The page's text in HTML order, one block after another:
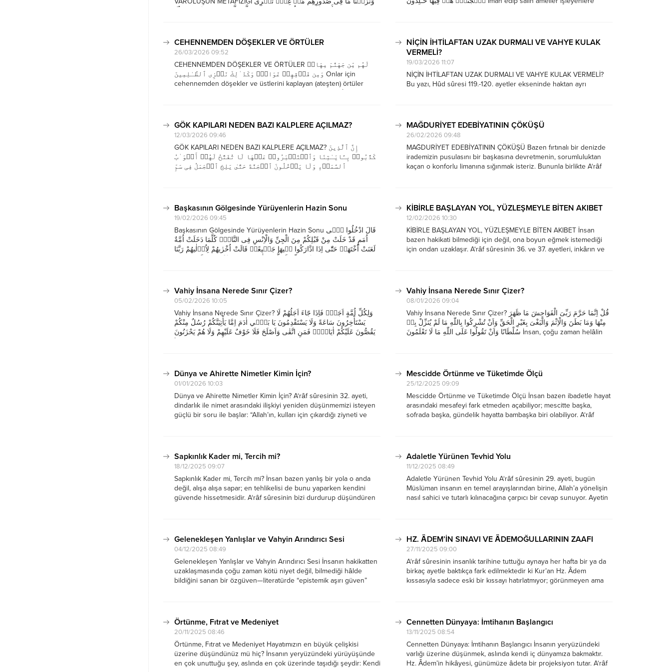
CEHENNEMDEN DÖŞEKLER VE ÖRTÜLER
26/03/2026 09:52
CEHENNEMDEN DÖŞEKLER VE ÖRTÜLER لَهُم مِّن جَهَنَّمَ مِهَادࣱ
وَمِن فَوۡقِهِمۡ غَوَاشࣲۚ وَكَذَ ٰ⁠لِكَ نَجۡزِی ٱلظَّـٰلِمِینَ Onlar için
cehennemden döşekler ve üstlerini kaplayan (ateşten) örtüler
NİÇİN İHTİLAFTAN UZAK DURMALI VE VAHYE KULAK
VERMELİ?
19/03/2026 11:07
NİÇİN İHTİLAFTAN UZAK DURMALI VE VAHYE KULAK VERMELİ?
Bu yazı, Hûd sûresi 119.-120. ayetler ekseninde haktan ayrı
GÖK KAPILARI NEDEN BAZI KALPLERE AÇILMAZ?
12/03/2026 09:46
GÖK KAPILARI NEDEN BAZI KALPLERE AÇILMAZ? إِنَّ ٱلَّذِینَ
كَذَّبُوا۟ بِـَٔایَـٰتِنَا وَٱسۡتَكۡبَرُوا۟ عَنۡهَا لَا تُفَتَّحُ لَهُمۡ أَبۡوَ ٰ⁠بُ
ٱلسَّمَاۤءِ وَلَا یَدۡخُلُونَ ٱلۡجَنَّةَ حَتَّىٰ یَلِجَ ٱلۡجَمَلُ فِی سَمِّ
MAĞDURİYET EDEBİYATININ ÇÖKÜŞÜ
26/02/2026 09:48
MAĞDURİYET EDEBİYATININ ÇÖKÜŞÜ Bazen fırtınalı bir denizde
irademizin pusulasını bir başkasına devretmenin, sorumluluktan
kaçan o konforlu limanına sığınmak isteriz. Bununla birlikte A‘râf
Başkasının Gölgesinde Yürüyenlerin Hazin Sonu
19/02/2026 09:45
Başkasının Gölgesinde Yürüyenlerin Hazin Sonu قَالَ ادْخُلُوا فٖٓى
اُمَمٍ قَدْ خَلَتْ مِنْ قَبْلِكُمْ مِنَ الْجِنِّ وَالْاِنْسِ فِى النَّارِۜ كُلَّمَا دَخَلَتْ اُمَّةٌ
لَعَنَتْ اُخْتَهَاۜ حَتّٰٓى اِذَا ادَّارَكُوا فٖيهَا جَمٖيعًاۙ قَالَتْ اُخْرٰيهُمْ لِاُو۫لٰيهُمْ رَبَّنَا
KİBİRLE BAŞLAYAN YOL, YÜZLEŞMEYLE BİTEN AKIBET
12/02/2026 10:30
KİBİRLE BAŞLAYAN YOL, YÜZLEŞMEYLE BİTEN AKIBET İnsan
bazen hakikati bilmediği için değil, ona boyun eğmek istemediği
için ondan uzaklaşır. A‘râf sûresinin 36. ve 37. ayetleri, inkârın ve
Vahiy İnsana Nerede Sınır Çizer?
05/02/2026 10:05
Vahiy İnsana Nerede Sınır Çizer? وَلِكُلِّ اُمَّةٍ اَجَلٌۚ فَاِذَا جَٓاءَ اَجَلُهُمْ لَا
يَسْتَأْخِرُونَ سَاعَةً وَلَا يَسْتَقْدِمُونَ يَا بَنٖٓي اٰدَمَ اِمَّا يَأْتِيَنَّكُمْ رُسُلٌ مِنْكُمْ
يَقُصُّونَ عَلَيْكُمْ اٰيَاتٖيۙ فَمَنِ اتَّقٰى وَاَصْلَحَ فَلَا خَوْفٌ عَلَيْهِمْ وَلَا هُمْ يَحْزَنُونَ
Vahiy İnsana Nerede Sınır Çizer?
08/01/2026 09:04
Vahiy İnsana Nerede Sınır Çizer? قُلْ اِنَّمَا حَرَّمَ رَبِّىَ الْفَوَاحِشَ مَا ظَهَرَ
مِنْهَا وَمَا بَطَنَ وَالْاِثْمَ وَالْبَغْىَ بِغَيْرِ الْحَقِّ وَاَنْ تُشْرِكُوا بِاللّٰهِ مَا لَمْ يُنَزِّلْ بِهٖ
سُلْطَانًا وَاَنْ تَقُولُوا عَلَى اللّٰهِ مَا لَا تَعْلَمُونَ İnsan, çoğu zaman helâlin
Dünya ve Ahirette Nimetler Kimin İçin?
01/01/2026 10:03
Dünya ve Ahirette Nimetler Kimin İçin? A‘râf sûresinin 32. ayeti,
dindarlık ile nimet arasındaki ilişkiyi yeniden düşünmemizi isteyen
güçlü bir soru ile başlar: “Allah’ın, kulları için çıkardığı ziyneti ve
Mescidde Örtünme ve Tüketimde Ölçü
25/12/2025 09:09
Mescidde Örtünme ve Tüketimde Ölçü İnsan bazen ibadetle hayat
arasındaki mesafeyi fark etmeden açabiliyor; mescitte başka,
sofrada başka, gündelik hayatta bambaşka biri olabiliyor. A‘râf
Sapkınlık Kader mi, Tercih mi?
18/12/2025 09:07
Sapkınlık Kader mi, Tercih mi? İnsan bazen yanlış bir yola o anda
değil, alışa alışa sapar; en tehlikelisi de bunu yaparken kendini
güvende hissetmesidir. A‘râf sûresinin bizi durdurup düşündüren
Adaletle Yürünen Tevhid Yolu
11/12/2025 08:49
Adaletle Yürünen Tevhid Yolu A‘râf sûresinin 29. ayeti, bugün
Müslüman insanın en temel arayışlarından birine, Allah’a yönelişin
nasıl sahici ve tutarlı kılınacağına çarpıcı bir cevap sunuyor. Ayetin
Gelenekleşen Yanlışlar ve Vahyin Arındırıcı Sesi
04/12/2025 08:49
Gelenekleşen Yanlışlar ve Vahyin Arındırıcı Sesi İnsanın hakikatten
uzaklaşmasında çoğu zaman kötü niyet değil, bilmediği hâlde
bildiğini sanan bir özgüven—literatürde “epistemik aşırı güven”
HZ. ÂDEM’İN SINAVI VE ÂDEMOĞULLARININ ZAAFI
27/11/2025 09:00
A‘râf sûresinin insanlık tarihine tuttuğu aynaya her hafta bir ya da
birkaç ayetle baktıkça fark edilmektedir ki Kur’an Hz. Âdem
kıssasıyla sadece eski bir kıssayı hatırlatmıyor; görünmeyen ama
Örtünme, Fıtrat ve Medeniyet
20/11/2025 08:46
Örtünme, Fıtrat ve Medeniyet Hayatımızın en büyük çelişkisi
üzerine düşündünüz mü hiç? İnsanın yeryüzündeki yürüyüşünde
en çok unuttuğu şey, aslında en çok üzerinde taşıdığı şeydir: Kendi
Cennetten Dünyaya: İmtihanın Başlangıcı
13/11/2025 08:54
Cennetten Dünyaya: İmtihanın Başlangıcı İnsanın yeryüzündeki
varlığı üzerine düşünmek, aslında kendi iç dünyamıza bakmaktır.
Hz. Âdem’in hikâyesi, günümüze âdeta bir projeksiyon tutar. A‘râf